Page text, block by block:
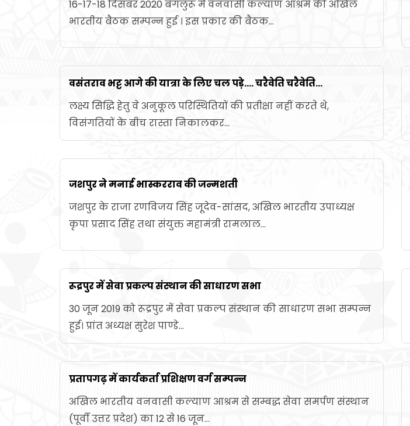
16-17-18 दिसंबर 2020 बंगलुरू में वनवासी कल्याण आश्रम की अखिल
भारतीय बैठक सम्पन्न हुई । इस प्रकार की बैठक...
वसंतराव भट्ट आगे की यात्रा के लिए चल पड़े.... चरैवेति चरैवेति...
लक्ष्य सिद्धि हेतु वे अनुकूल परिस्थितियों की प्रतीक्षा नहीं करते थे,
विसंगतियों के बीच रास्ता निकालकर...
जशपुर ने मनाई भास्करराव की जन्मशती
जशपुर के राजा रणविजय सिंह जूदेव-सांसद, अखिल भारतीय उपाध्यक्ष
कृपा प्रसाद सिंह तथा संयुक्त महामंत्री रामलाल...
रूद्रपुर में सेवा प्रकल्प संस्थान की साधारण सभा
30 जून 2019 को रूद्रपुर में सेवा प्रकल्प संस्थान की साधारण सभा सम्पन्न
हुई। प्रांत अध्यक्ष सुरेश पाण्डे...
प्रतापगढ़ में कार्यकर्ता प्रशिक्षण वर्ग सम्पन्न
अखिल भारतीय वनवासी कल्याण आश्रम से सम्बद्ध सेवा समर्पण संस्थान
(पूर्वी उत्तर प्रदेश) का 12 से 16 जून...